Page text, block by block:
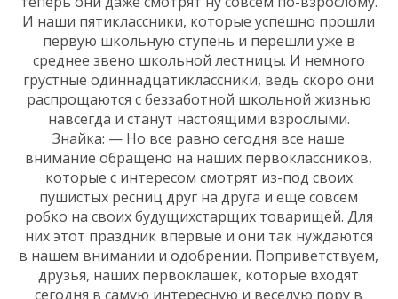
И наши пятиклассники, которые успешно прошли
первую школьную ступень и перешли уже в
среднее звено школьной лестницы. И немного
грустные одиннадцатиклассники, ведь скоро они
распрощаются с беззаботной школьной жизнью
навсегда и станут настоящими взрослыми.
Знайка: — Но все равно сегодня все наше
внимание обращено на наших первоклассников,
которые с интересом смотрят из-под своих
пушистых ресниц друг на друга и еще совсем
робко на своих будущихстарщих товарищей. Для
них этот праздник впервые и они так нуждаются
в нашем внимании и одобрении. Поприветствуем,
друзья, наших первоклашек, которые входят
сегодня в самую интересную и веселую пору в